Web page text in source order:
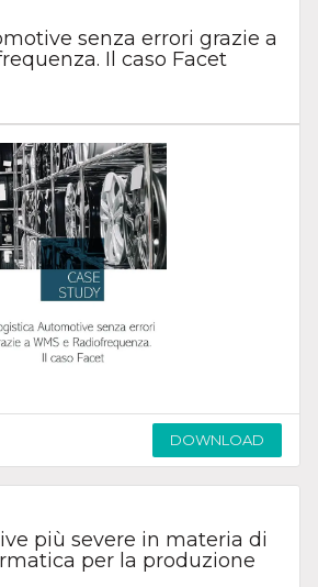
senza errori grazie a
Il caso Facet
DOWNLOAD
più severe in materia di
per la produzione